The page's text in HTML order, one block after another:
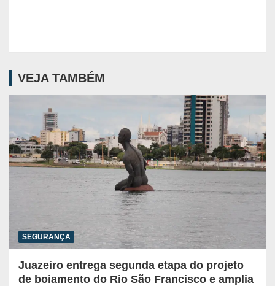
VEJA TAMBÉM
SEGURANÇA
Juazeiro entrega segunda etapa do projeto
de boiamento do Rio São Francisco e amplia